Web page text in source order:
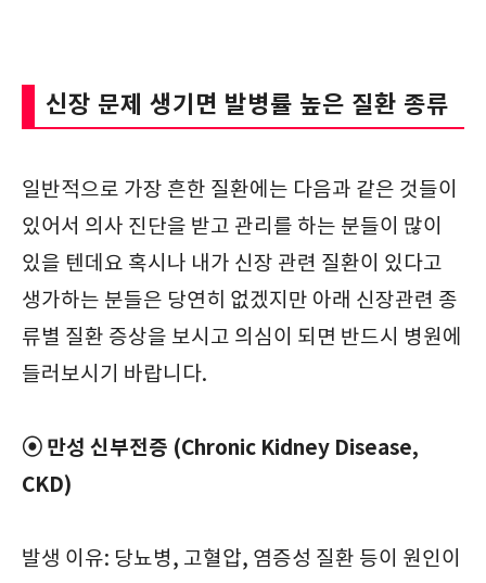
신장 문제 생기면 발병률 높은 질환 종류
일반적으로 가장 흔한 질환에는 다음과 같은 것들이
있어서 의사 진단을 받고 관리를 하는 분들이 많이
있을 텐데요 혹시나 내가 신장 관련 질환이 있다고
생가하는 분들은 당연히 없겠지만 아래 신장관련 종
류별 질환 증상을 보시고 의심이 되면 반드시 병원에
들러보시기 바랍니다.
⦿ 만성 신부전증 (Chronic Kidney Disease,
CKD)
발생 이유: 당뇨병, 고혈압, 염증성 질환 등이 원인이